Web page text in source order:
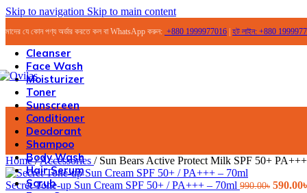
Skip to navigation Skip to main content
যে কোন পণ্য অর্ডার করতে কল বা WhatsApp করুন: +880 1999977016 হট লাইন: +880
Cleanser
Face Wash
Moisturizer
Toner
Sunscreen
Conditioner
Deodorant
Shampoo
Body Wash
Hair Serum
Scrub
Home/Accessories / Sun Bears Active Protect Milk SPF 50+
Secret Tone-up Sun Cream SPF 50+ / PA+++ – 70ml 990.00৳ Original
590.00৳